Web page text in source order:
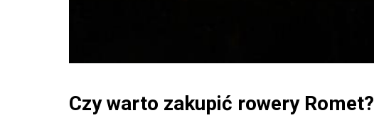
Czy warto zakupić rowery Romet?